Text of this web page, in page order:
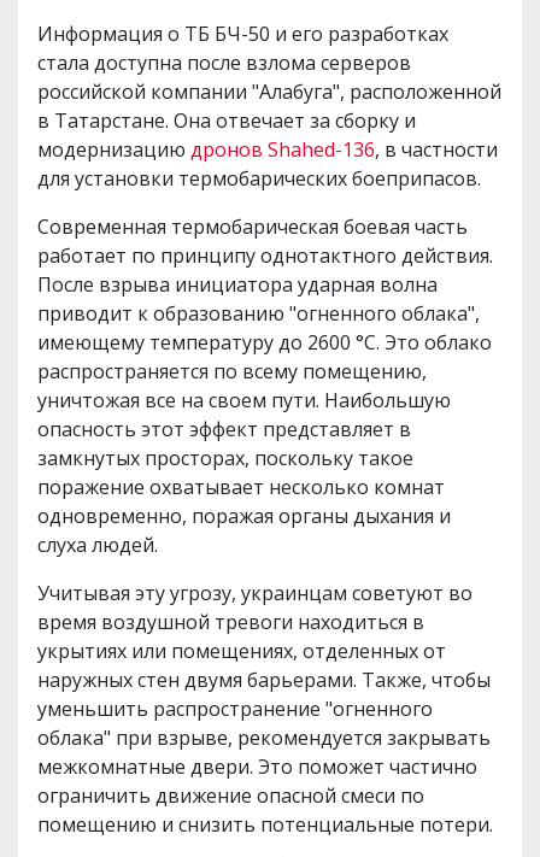
Информация о ТБ БЧ-50 и его разработках
стала доступна после взлома серверов
российской компании "Алабуга", расположенной
в Татарстане. Она отвечает за сборку и
модернизацию дронов Shahed-136, в частности
для установки термобарических боеприпасов.
Современная термобарическая боевая часть
работает по принципу однотактного действия.
После взрыва инициатора ударная волна
приводит к образованию "огненного облака",
имеющему температуру до 2600 °C. Это облако
распространяется по всему помещению,
уничтожая все на своем пути. Наибольшую
опасность этот эффект представляет в
замкнутых просторах, поскольку такое
поражение охватывает несколько комнат
одновременно, поражая органы дыхания и
слуха людей.
Учитывая эту угрозу, украинцам советуют во
время воздушной тревоги находиться в
укрытиях или помещениях, отделенных от
наружных стен двумя барьерами. Также, чтобы
уменьшить распространение "огненного
облака" при взрыве, рекомендуется закрывать
межкомнатные двери. Это поможет частично
ограничить движение опасной смеси по
помещению и снизить потенциальные потери.